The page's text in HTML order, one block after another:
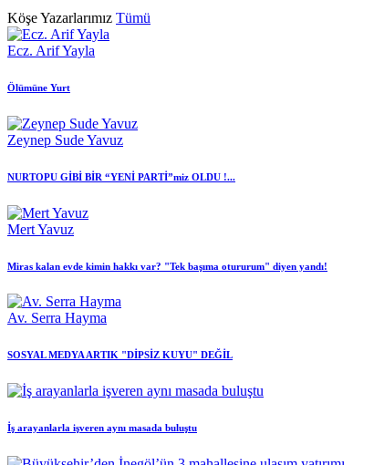
Köşe Yazarlarımız Tümü
Ecz. Arif Yayla
Ölümüne Yurt
Zeynep Sude Yavuz
NURTOPU GİBİ BİR “YENİ PARTİ”miz OLDU !...
Mert Yavuz
Miras kalan evde kimin hakkı var? "Tek başıma otururum" diyen yandı!
Av. Serra Hayma
SOSYAL MEDYA ARTIK "DİPSİZ KUYU" DEĞİL
İş arayanlarla işveren aynı masada buluştu